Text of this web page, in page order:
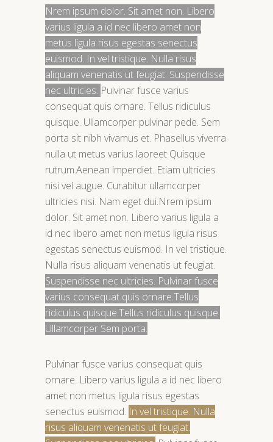
Nrem ipsum dolor. Sit amet non. Libero
varius ligula a id nec libero amet non
metus ligula risus egestas senectus
euismod. In vel tristique. Nulla risus
aliquam venenatis ut feugiat. Suspendisse
nec ultricies. Pulvinar fusce varius
consequat quis ornare. Tellus ridiculus
quisque. Ullamcorper pulvinar pede. Sem
porta sit nibh vivamus et. Phasellus viverra
nulla ut metus varius laoreet Quisque
rutrum.Aenean imperdiet. Etiam ultricies
nisi vel augue. Curabitur ullamcorper
ultricies nisi. Nam eget dui.Nrem ipsum
dolor. Sit amet non. Libero varius ligula a
id nec libero amet non metus ligula risus
egestas senectus euismod. In vel tristique.
Nulla risus aliquam venenatis ut feugiat.
Suspendisse nec ultricies. Pulvinar fusce
varius consequat quis ornare.Tellus
ridiculus quisque.Tellus ridiculus quisque.
Ullamcorper Sem porta.
Pulvinar fusce varius consequat quis
ornare. Libero varius ligula a id nec libero
amet non metus ligula risus egestas
senectus euismod. In vel tristique. Nulla
risus aliquam venenatis ut feugiat.